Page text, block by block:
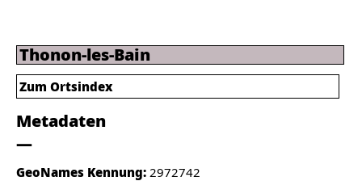
Thonon-les-Bain
Metadaten
GeoNames Kennung: 2972742
Zum Ortsindex